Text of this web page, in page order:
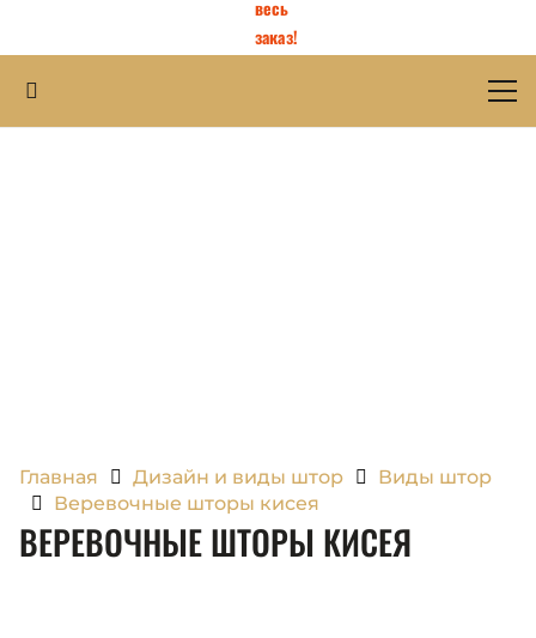
весь
заказ!
Главная Дизайн и виды штор
Виды штор
Веревочные шторы кисея
ВЕРЕВОЧНЫЕ ШТОРЫ КИСЕЯ